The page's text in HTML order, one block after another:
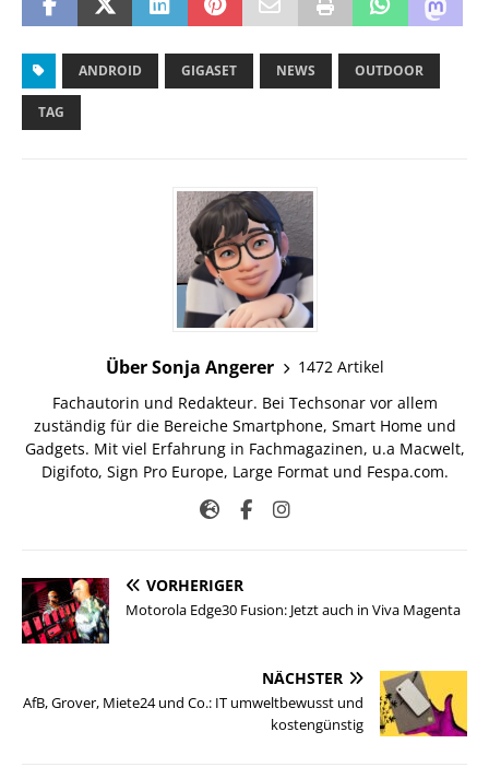
ANDROID GIGASET NEWS OUTDOOR
TAG
Über Sonja Angerer
1472 Artikel
Fachautorin und Redakteur. Bei Techsonar vor allem
zuständig für die Bereiche Smartphone, Smart Home und
Gadgets. Mit viel Erfahrung in Fachmagazinen, u.a Macwelt,
Digifoto, Sign Pro Europe, Large Format und Fespa.com.
VORHERIGER
Motorola Edge30 Fusion: Jetzt auch in Viva Magenta
NÄCHSTER
AfB, Grover, Miete24 und Co.: IT umweltbewusst und
kostengünstig